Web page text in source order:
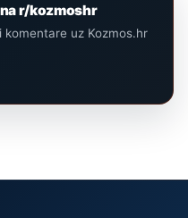
r/kozmoshr
komentare uz Kozmos.hr